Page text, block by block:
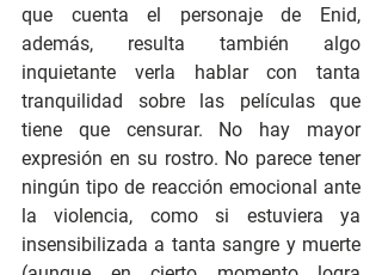
que cuenta el personaje de Enid,
además, resulta también algo
inquietante verla hablar con tanta
tranquilidad sobre las películas que
tiene que censurar. No hay mayor
expresión en su rostro. No parece tener
ningún tipo de reacción emocional ante
la violencia, como si estuviera ya
insensibilizada a tanta sangre y muerte